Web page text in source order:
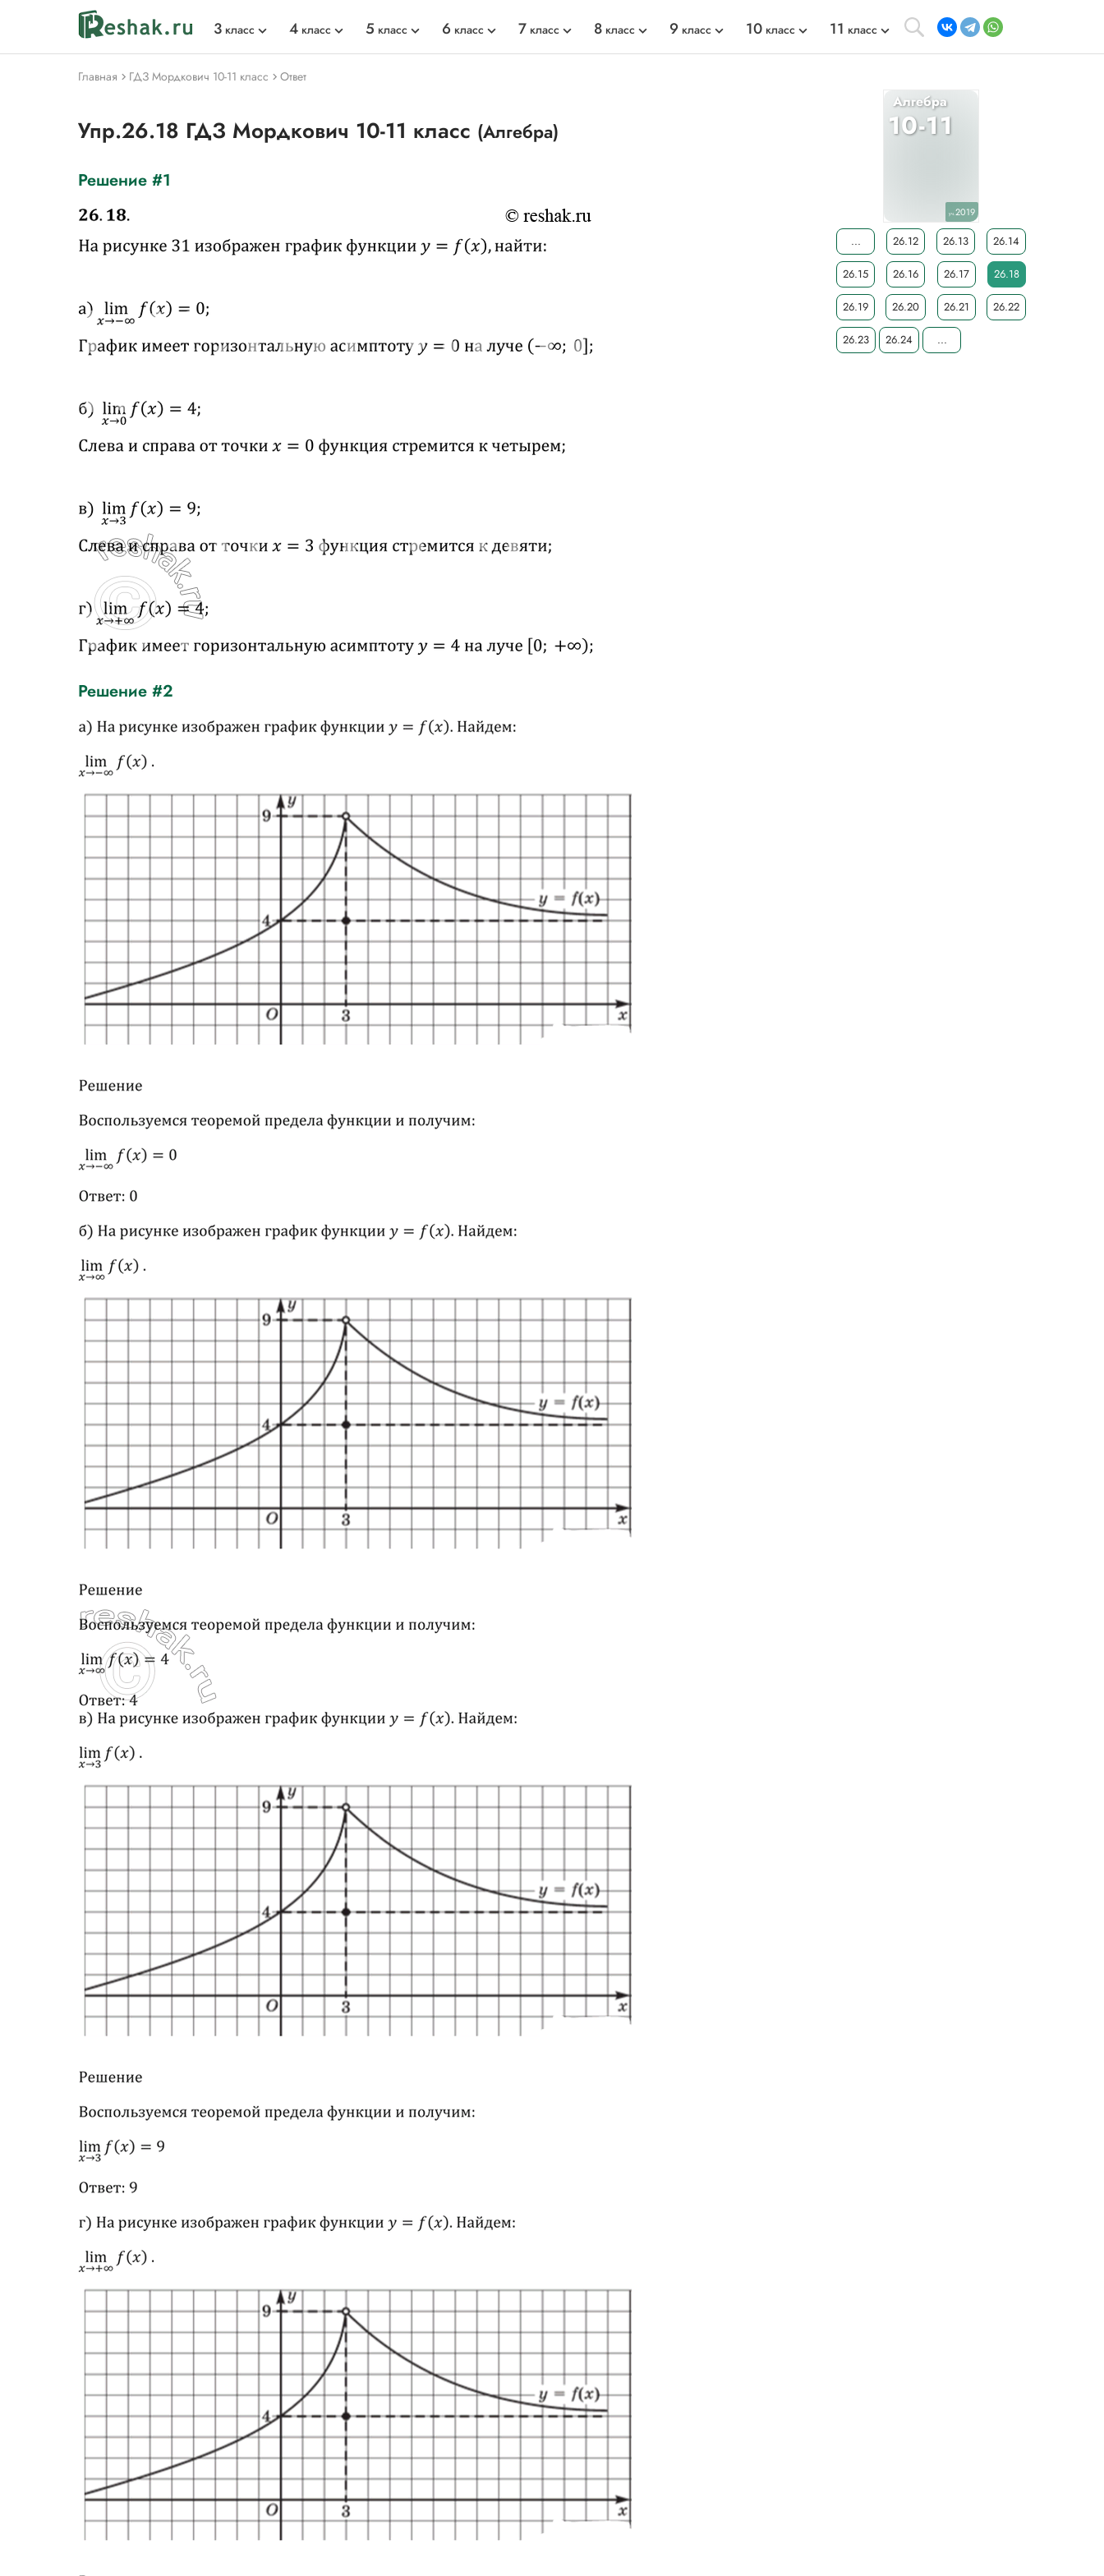
3 класс 4 класс 5 класс 6 класс 7 класс 8 класс 9 класс 10 класс 11 класс
Главная ГДЗ Мордкович 10-11 класс Ответ
Упр.26.18 ГДЗ Мордкович 10-11 класс (Алгебра)
Решение #1
Решение #2
Алгебра
10-11
уч.2019
... 26.12 26.13 26.14
26.15 26.16 26.17 26.18
26.19 26.20 26.21 26.22
26.23 26.24 ...